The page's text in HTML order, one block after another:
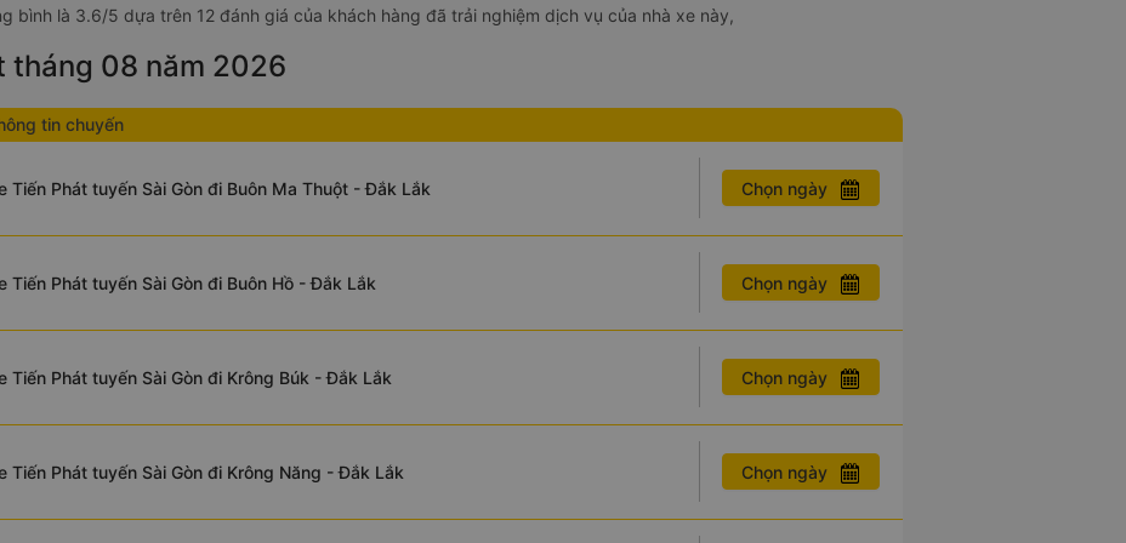
bình là 3.6/5 dựa trên 12 đánh giá của khách hàng đã trải nghiệm dịch vụ của nhà xe này,
tháng 08 năm 2026
tin chuyến
Tiến Phát tuyến Sài Gòn đi Buôn Ma Thuột - Đắk Lắk Chọn ngày
Tiến Phát tuyến Sài Gòn đi Buôn Hồ - Đắk Lắk Chọn ngày
Tiến Phát tuyến Sài Gòn đi Krông Búk - Đắk Lắk Chọn ngày
Tiến Phát tuyến Sài Gòn đi Krông Năng - Đắk Lắk Chọn ngày